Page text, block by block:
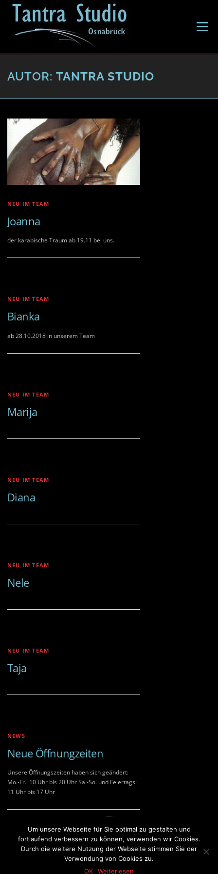
Direkt
Menü
AUTOR: TANTRA STUDIO
NEU IM TEAM
Joanna
der karabische Traum ab 19.11 bei uns.
NEU IM TEAM
Bianka
ab 28.10.2018 in unserem Team
NEU IM TEAM
Marija
NEU IM TEAM
Diana
NEU IM TEAM
Nele
NEU IM TEAM
Taja
NEWS
Neue Öffnungzeiten
Unsere Öffnungszeiten haben sich geändert:
Mo.-Fr.: 10 Uhr bis 20 Uhr Sa.-So. und Feiertags:
11 Uhr bis 17 Uhr
Copyright © 2019 Tantra Studio Osnabrück |Impressum und
Datenschutzerklärung
Um unsere Webseite für Sie optimal zu gestalten und
fortlaufend verbessern zu können, verwenden wir Cookies.
Durch die weitere Nutzung der Webseite stimmen Sie der
Verwendung von Cookies zu.
OK
Weiterlesen